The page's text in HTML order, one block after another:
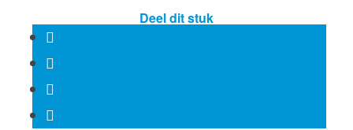
Deel dit stuk